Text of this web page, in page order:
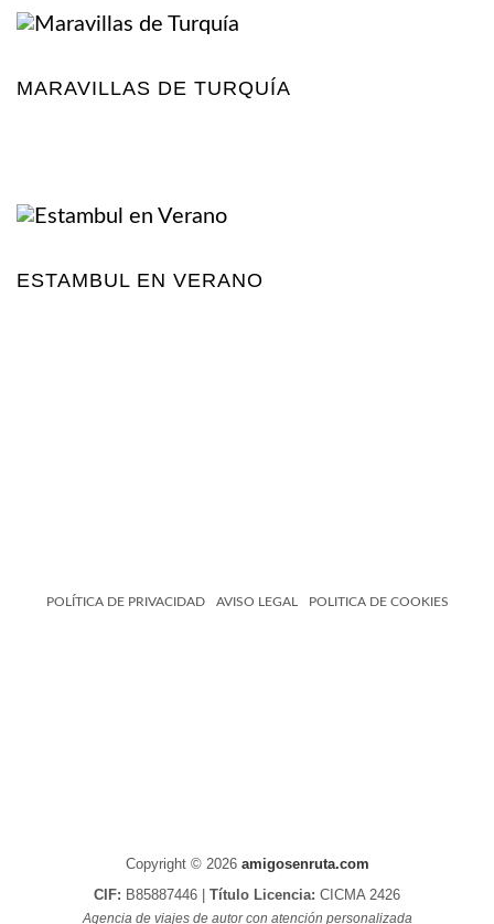
MARAVILLAS DE TURQUÍA
ESTAMBUL EN VERANO
POLÍTICA DE PRIVACIDAD AVISO LEGAL POLITICA DE COOKIES
Copyright © 2026 amigosenruta.com
CIF: B85887446 | Título Licencia: CICMA 2426
Agencia de viajes de autor con atención personalizada